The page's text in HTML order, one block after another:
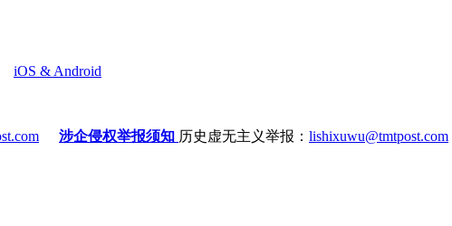
iOS & Android
涉企侵权举报须知 历史虚无主义举报： lishixuwu@tmtpost.com